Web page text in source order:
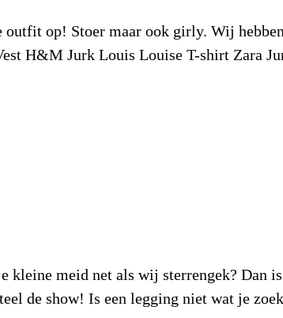
op! Stoer maar ook girly. Wij
H&M Jurk Louis Louise T-shirt Zara
meid net als wij sterrengek? Dan
de show! Is een legging niet wat je